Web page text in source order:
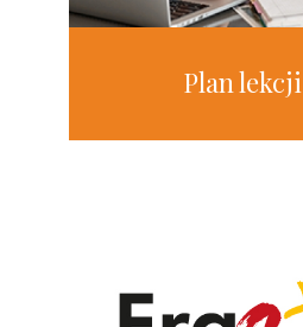
Plan lekcji